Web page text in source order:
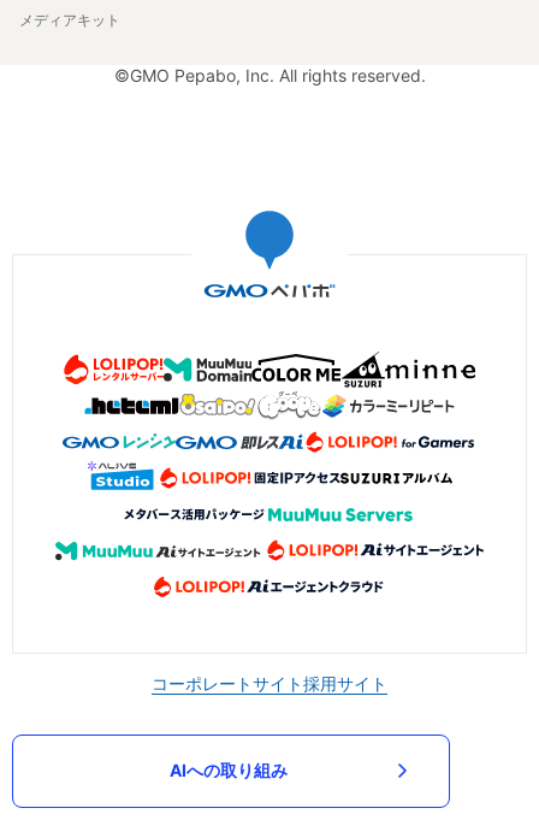
メディアキット
©GMO Pepabo, Inc. All rights reserved.
コーポレートサイト採用サイト
AIへの取り組み